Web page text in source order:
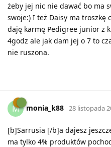
żeby jej nic nie dawać bo ma
swoje:) I też Daisy ma troszkę
daję karmę Pedigree junior z
4godz ale jak dam jej o 7 to
nie ruszona.
M monia_k88 28 listopada
[b]Sarrusia [/b]a dajesz
ma tylko 4% produktów